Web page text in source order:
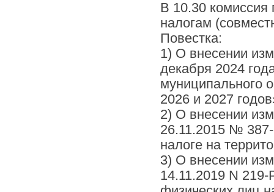
В 10.30 комиссия
налогам
Повестка:
1) О внесении
декабря 2024
муниципального
2026 и 2027
2) О внесении
26.11.2015 №
налоге на
3) О внесении
14.11.2019 N